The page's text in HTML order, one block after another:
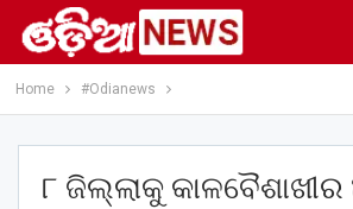
Home #Odianews
୮ ଜିଲ୍ଲାକୁ